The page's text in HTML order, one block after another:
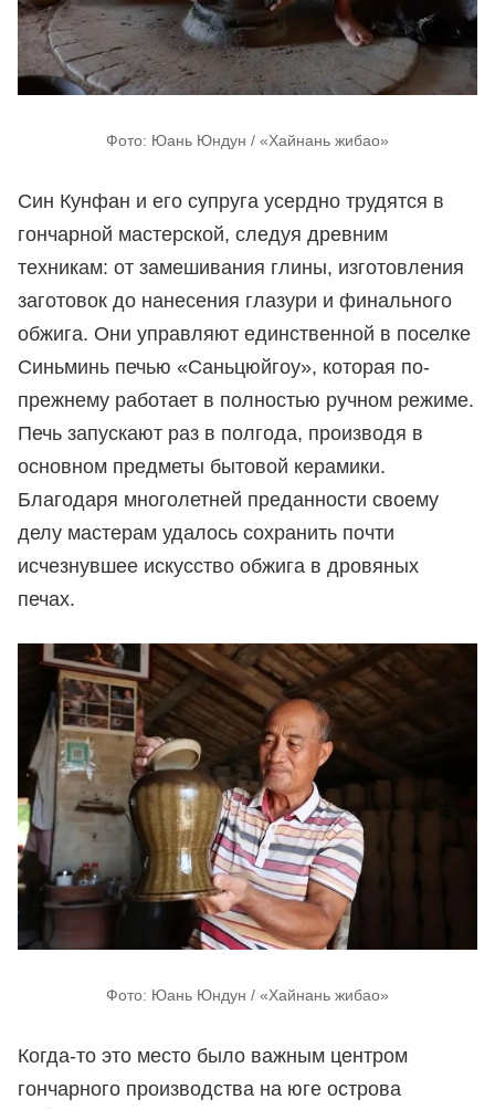
Фото: Юань Юндун / «Хайнань жибао»
Син Кунфан и его супруга усердно трудятся в
гончарной мастерской, следуя древним
техникам: от замешивания глины, изготовления
заготовок до нанесения глазури и финального
обжига. Они управляют единственной в поселке
Синьминь печью «Саньцюйгоу», которая по-
прежнему работает в полностью ручном режиме.
Печь запускают раз в полгода, производя в
основном предметы бытовой керамики.
Благодаря многолетней преданности своему
делу мастерам удалось сохранить почти
исчезнувшее искусство обжига в дровяных
печах.
Фото: Юань Юндун / «Хайнань жибао»
Когда-то это место было важным центром
гончарного производства на юге острова